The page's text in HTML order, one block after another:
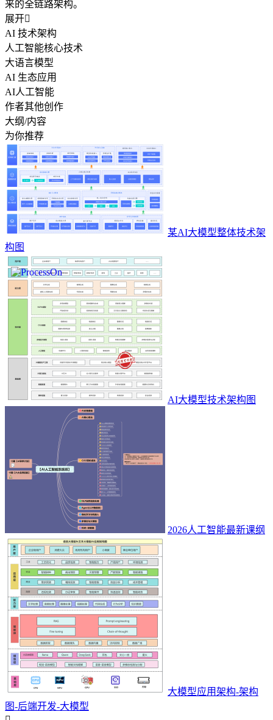
来的全链路架构。
展开
AI 技术架构
人工智能核心技术
大语言模型
AI 生态应用
AI人工智能
作者其他创作
大纲/内容
为你推荐
某AI大模型整体技术架
构图
AI大模型技术架构图
2026人工智能最新课纲
大模型应用架构-架构
图-后端开发-大模型